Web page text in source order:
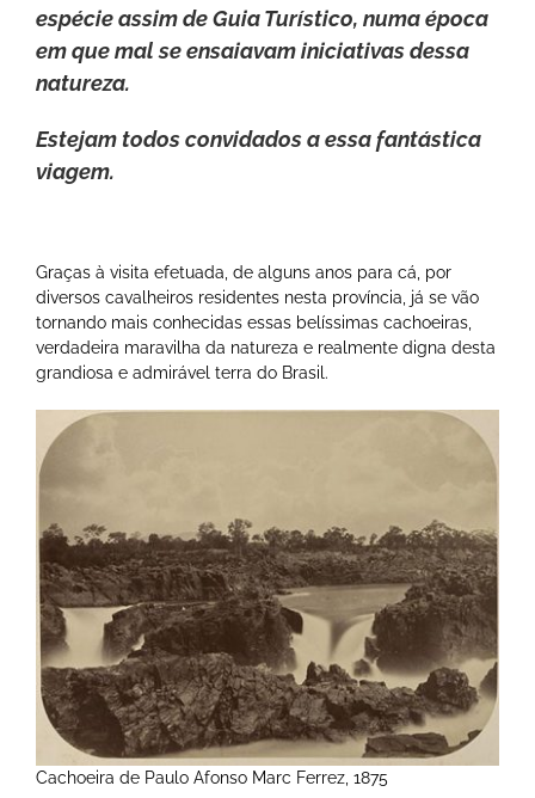
espécie assim de Guia Turístico, numa época
em que mal se ensaiavam iniciativas dessa
natureza.
Estejam todos convidados a essa fantástica
viagem.
Graças à visita efetuada, de alguns anos para cá, por
diversos cavalheiros residentes nesta província, já se vão
tornando mais conhecidas essas belíssimas cachoeiras,
verdadeira maravilha da natureza e realmente digna desta
grandiosa e admirável terra do Brasil.
Cachoeira de Paulo Afonso Marc Ferrez, 1875